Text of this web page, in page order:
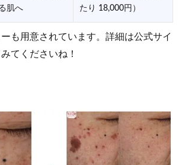
肌へ
たり 18,000円）
も用意されています。詳細は公式サイ
てくださいね！